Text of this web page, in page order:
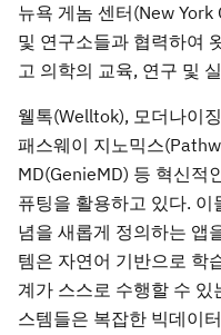
뉴욕 게놈 센터(New
및 연구소들과 협력하여
고 의학의 교육, 연구 및
웰톡(Welltok), 모더나이
패스웨이 지노믹스
MD(GenieMD) 등 혁신적
퓨팅을 활용하고 있다.
념을 새롭게 정의하는 앱
템은 자연어 기반으로 학
계가 스스로 수행할 수 있
스템들은 복잡한 빅데이